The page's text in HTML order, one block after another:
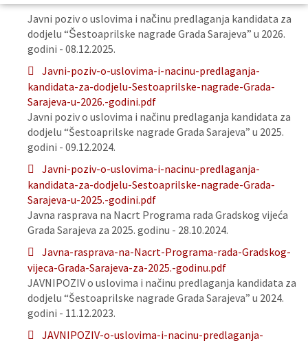
Javni poziv o uslovima i načinu predlaganja kandidata za
dodjelu “Šestoaprilske nagrade Grada Sarajeva” u 2026.
godini - 08.12.2025.
Javni-poziv-o-uslovima-i-nacinu-predlaganja-
kandidata-za-dodjelu-Sestoaprilske-nagrade-Grada-
Sarajeva-u-2026.-godini.pdf
Javni poziv o uslovima i načinu predlaganja kandidata za
dodjelu “Šestoaprilske nagrade Grada Sarajeva” u 2025.
godini - 09.12.2024.
Javni-poziv-o-uslovima-i-nacinu-predlaganja-
kandidata-za-dodjelu-Sestoaprilske-nagrade-Grada-
Sarajeva-u-2025.-godini.pdf
Javna rasprava na Nacrt Programa rada Gradskog vijeća
Grada Sarajeva za 2025. godinu - 28.10.2024.
Javna-rasprava-na-Nacrt-Programa-rada-Gradskog-
vijeca-Grada-Sarajeva-za-2025.-godinu.pdf
JAVNIPOZIV o uslovima i načinu predlaganja kandidata za
dodjelu “Šestoaprilske nagrade Grada Sarajeva” u 2024.
godini - 11.12.2023.
JAVNIPOZIV-o-uslovima-i-nacinu-predlaganja-